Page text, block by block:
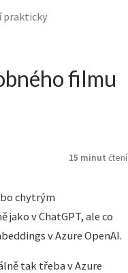
prakticky
filmu
15 minut čtení
chytrým
v ChatGPT, ale co
v Azure OpenAI.
tak třeba v Azure